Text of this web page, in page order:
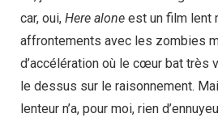
car, oui, Here alone est un film lent
affrontements avec les zombies
d’accélération où le cœur bat très
le dessus sur le raisonnement.
lenteur n’a, pour moi, rien